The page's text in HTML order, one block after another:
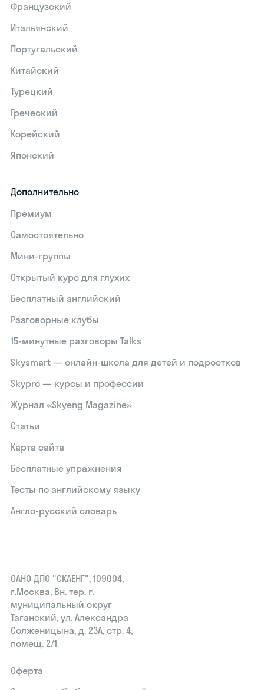
Французский
Итальянский
Португальский
Китайский
Турецкий
Греческий
Корейский
Японский
Дополнительно
Премиум
Самостоятельно
Мини-группы
Открытый курс для глухих
Бесплатный английский
Разговорные клубы
15‑минутные разговоры Talks
Skysmart — онлайн-школа для детей и подростков
Skypro — курсы и профессии
Журнал «Skyeng Magazine»
Статьи
Карта сайта
Бесплатные упражнения
Тесты по английскому языку
Англо-русский словарь
ОАНО ДПО "СКАЕНГ", 109004,
г.Москва, Вн. тер. г.
муниципальный округ
Таганский, ул. Александра
Солженицына, д. 23А, стр. 4,
помещ. 2/1
Оферта